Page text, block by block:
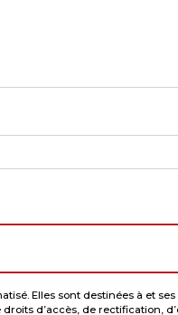
Elles sont destinées à et
d’accès, de rectification,